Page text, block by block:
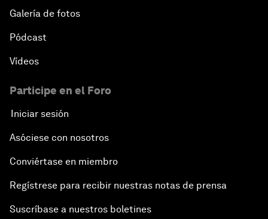
Galería de fotos
Pódcast
Vídeos
Participe en el Foro
Iniciar sesión
Asóciese con nosotros
Conviértase en miembro
Regístrese para recibir nuestras notas de prensa
Suscríbase a nuestros boletines